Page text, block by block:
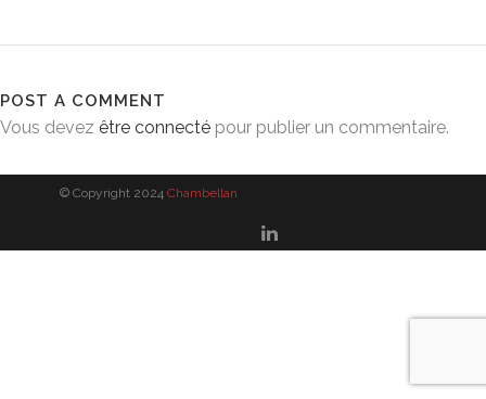
POST A COMMENT
Vous devez être connecté pour publier un commentaire.
© Copyright 2024 Chambellan